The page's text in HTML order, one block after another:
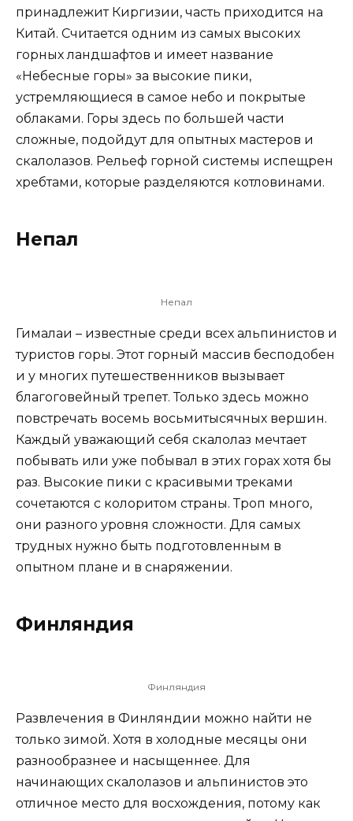
принадлежит Киргизии, часть приходится на
Китай. Считается одним из самых высоких
горных ландшафтов и имеет название
«Небесные горы» за высокие пики,
устремляющиеся в самое небо и покрытые
облаками. Горы здесь по большей части
сложные, подойдут для опытных мастеров и
скалолазов. Рельеф горной системы испещрен
хребтами, которые разделяются котловинами.
Непал
Непал
Гималаи – известные среди всех альпинистов и
туристов горы. Этот горный массив бесподобен
и у многих путешественников вызывает
благоговейный трепет. Только здесь можно
повстречать восемь восьмитысячных вершин.
Каждый уважающий себя скалолаз мечтает
побывать или уже побывал в этих горах хотя бы
раз. Высокие пики с красивыми треками
сочетаются с колоритом страны. Троп много,
они разного уровня сложности. Для самых
трудных нужно быть подготовленным в
опытном плане и в снаряжении.
Финляндия
Финляндия
Развлечения в Финляндии можно найти не
только зимой. Хотя в холодные месяцы они
разнообразнее и насыщеннее. Для
начинающих скалолазов и альпинистов это
отличное место для восхождения, потому как